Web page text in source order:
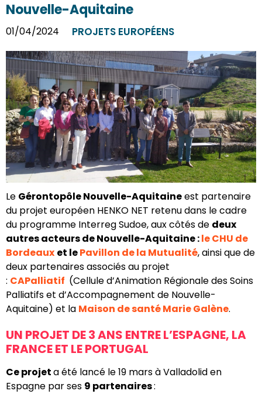
Nouvelle-Aquitaine
01/04/2024 PROJETS EUROPÉENS
Le Gérontopôle Nouvelle-Aquitaineest partenaire
du projet européen HENKO NET retenu dans le cadre
du programme Interreg Sudoe, aux côtés de deux
autres acteurs de Nouvelle-Aquitaine :le CHU de
Bordeaux et lePavillon de la Mutualité, ainsi que de
deux partenaires associés au projet
: CAPalliatif (Cellule d’Animation Régionale des Soins
Palliatifs et d’Accompagnement de Nouvelle-
Aquitaine) et la Maison de santé Marie Galène.
UN PROJET DE 3 ANS ENTRE L’ESPAGNE, LA
FRANCE ET LE PORTUGAL
Ce projeta été lancé le 19 mars à Valladolid en
Espagne par ses 9 partenaires: